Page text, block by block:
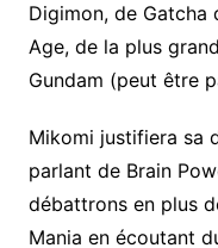
Digimon, de Gatcha
Age, de la plus
Gundam (peut être
Mikomi justifiera sa
parlant de Brain
débattrons en plus
Mania en écoutant